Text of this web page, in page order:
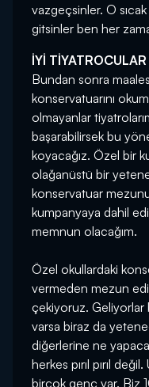
vazgeçsinler. O sıcak
gitsinler ben her
İYİ
Bundan sonra
konservatuarını
olmayanlar
başarabilirsek bu
koyacağız. Özel bir
olağanüstü bir
konservatuar
kumpanyaya dahil
memnun olacağım.
Özel okullardaki
vermeden mezun
çekiyoruz. Geliyorlar
varsa biraz da
diğerlerine ne
herkes pırıl pırıl
birçok genç var. Biz